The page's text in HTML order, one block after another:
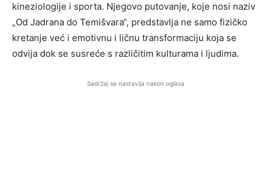
kineziologije i sporta. Njegovo putovanje, koje nosi naziv
„Od Jadrana do Temišvara“, predstavlja ne samo fizičko
kretanje već i emotivnu i ličnu transformaciju koja se
odvija dok se susreće s različitim kulturama i ljudima.
Sadržaj se nastavlja nakon oglasa